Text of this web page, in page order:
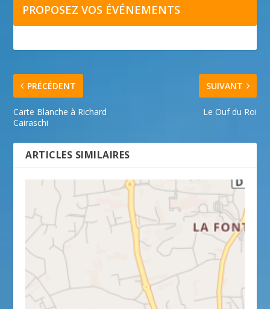
PROPOSEZ VOS ÉVÉNEMENTS
PRÉCÉDENT
Carte Blanche à Richard
Cairaschi
SUIVANT
Le Ouf du Roi
ARTICLES SIMILAIRES